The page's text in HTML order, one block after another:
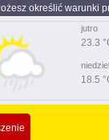
określić warunki
jutro
23.3
18.5